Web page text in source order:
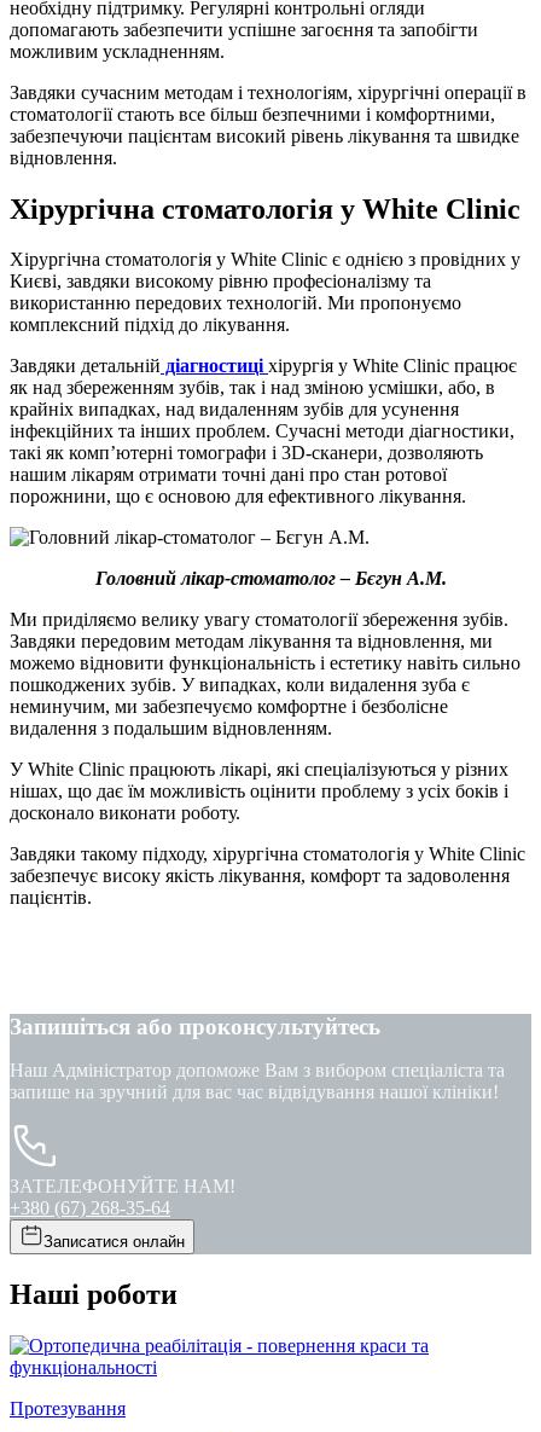
необхідну підтримку. Регулярні контрольні огляди
допомагають забезпечити успішне загоєння та запобігти
можливим ускладненням.
Завдяки сучасним методам і технологіям, хірургічні операції в
стоматології стають все більш безпечними і комфортними,
забезпечуючи пацієнтам високий рівень лікування та швидке
відновлення.
Хірургічна стоматологія у White Clinic
Хірургічна стоматологія у White Clinic є однією з провідних у
Києві, завдяки високому рівню професіоналізму та
використанню передових технологій. Ми пропонуємо
комплексний підхід до лікування.
Завдяки детальній діагностиці хірургія у White Clinic працює
як над збереженням зубів, так і над зміною усмішки, або, в
крайніх випадках, над видаленням зубів для усунення
інфекційних та інших проблем. Сучасні методи діагностики,
такі як комп’ютерні томографи і 3D-сканери, дозволяють
нашим лікарям отримати точні дані про стан ротової
порожнини, що є основою для ефективного лікування.
Головний лікар-стоматолог – Бєгун А.М.
Ми приділяємо велику увагу стоматології збереження зубів.
Завдяки передовим методам лікування та відновлення, ми
можемо відновити функціональність і естетику навіть сильно
пошкоджених зубів. У випадках, коли видалення зуба є
неминучим, ми забезпечуємо комфортне і безболісне
видалення з подальшим відновленням.
У White Clinic працюють лікарі, які спеціалізуються у різних
нішах, що дає їм можливість оцінити проблему з усіх боків і
досконало виконати роботу.
Завдяки такому підходу, хірургічна стоматологія у White Clinic
забезпечує високу якість лікування, комфорт та задоволення
пацієнтів.
Запишіться або проконсультуйтесь
Наш Адміністратор допоможе Вам з вибором спеціаліста та
запише на зручний для вас час відвідування нашої клініки!
ЗАТЕЛЕФОНУЙТЕ НАМ!
+380 (67) 268-35-64
Записатися онлайн
Наші роботи
Протезування